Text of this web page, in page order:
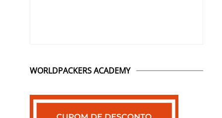
WORLDPACKERS ACADEMY